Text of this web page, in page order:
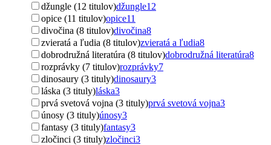
džungle (12 titulov)džungle12
opice (11 titulov)opice11
divočina (8 titulov)divočina8
zvieratá a ľudia (8 titulov)zvieratá a ľudia8
dobrodružná literatúra (8 titulov)dobrodružná literatúra8
rozprávky (7 titulov)rozprávky7
dinosaury (3 tituly)dinosaury3
láska (3 tituly)láska3
prvá svetová vojna (3 tituly)prvá svetová vojna3
únosy (3 tituly)únosy3
fantasy (3 tituly)fantasy3
zločinci (3 tituly)zločinci3